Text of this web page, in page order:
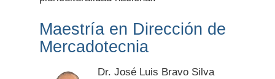
Maestría en Dirección de
Mercadotecnia
Dr. José Luis Bravo Silva